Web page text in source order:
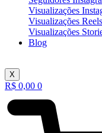
Visualizações
Visualizações Reels
Visualizações
Blog
X
R$ 0,00 0